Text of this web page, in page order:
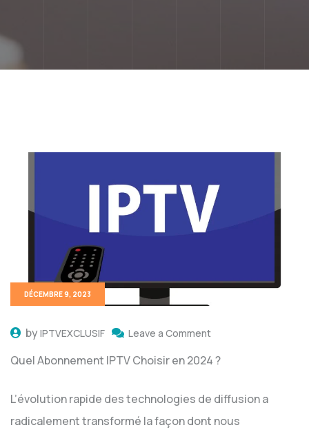
DÉCEMBRE 9, 2023
byIPTVEXCLUSIF Leave a Comment
Quel Abonnement IPTV Choisir en 2024 ?
L’évolution rapide des technologies de diffusion a
radicalement transformé la façon dont nous